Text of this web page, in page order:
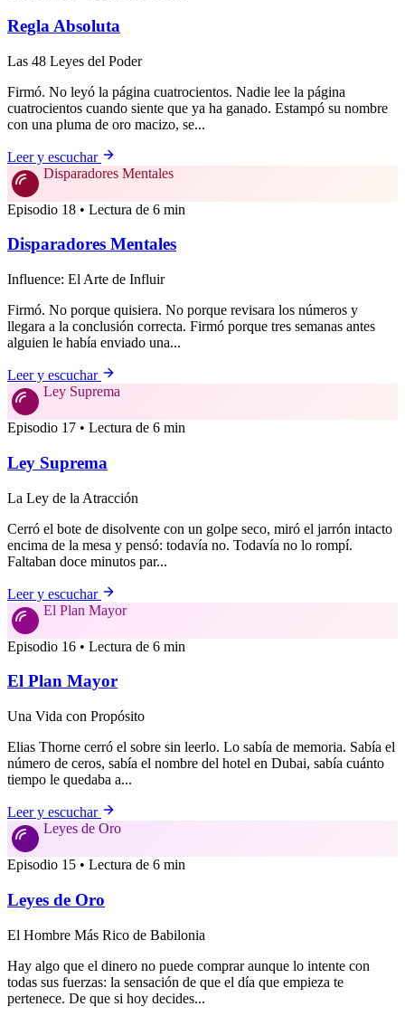
Regla Absoluta
Las 48 Leyes del Poder
Firmó. No leyó la página cuatrocientos. Nadie lee la página
cuatrocientos cuando siente que ya ha ganado. Estampó su nombre
con una pluma de oro macizo, se...
Leer y escuchar
Disparadores Mentales
Episodio 18 • Lectura de 6 min
Disparadores Mentales
Influence: El Arte de Influir
Firmó. No porque quisiera. No porque revisara los números y
llegara a la conclusión correcta. Firmó porque tres semanas antes
alguien le había enviado una...
Leer y escuchar
Ley Suprema
Episodio 17 • Lectura de 6 min
Ley Suprema
La Ley de la Atracción
Cerró el bote de disolvente con un golpe seco, miró el jarrón intacto
encima de la mesa y pensó: todavía no. Todavía no lo rompí.
Faltaban doce minutos par...
Leer y escuchar
El Plan Mayor
Episodio 16 • Lectura de 6 min
El Plan Mayor
Una Vida con Propósito
Elias Thorne cerró el sobre sin leerlo. Lo sabía de memoria. Sabía el
número de ceros, sabía el nombre del hotel en Dubai, sabía cuánto
tiempo le quedaba a...
Leer y escuchar
Leyes de Oro
Episodio 15 • Lectura de 6 min
Leyes de Oro
El Hombre Más Rico de Babilonia
Hay algo que el dinero no puede comprar aunque lo intente con
todas sus fuerzas: la sensación de que el día que empieza te
pertenece. De que si hoy decides...